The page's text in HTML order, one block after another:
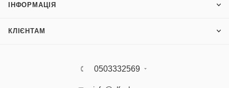
ІНФОРМАЦІЯ
КЛІЄНТАМ
0503332569